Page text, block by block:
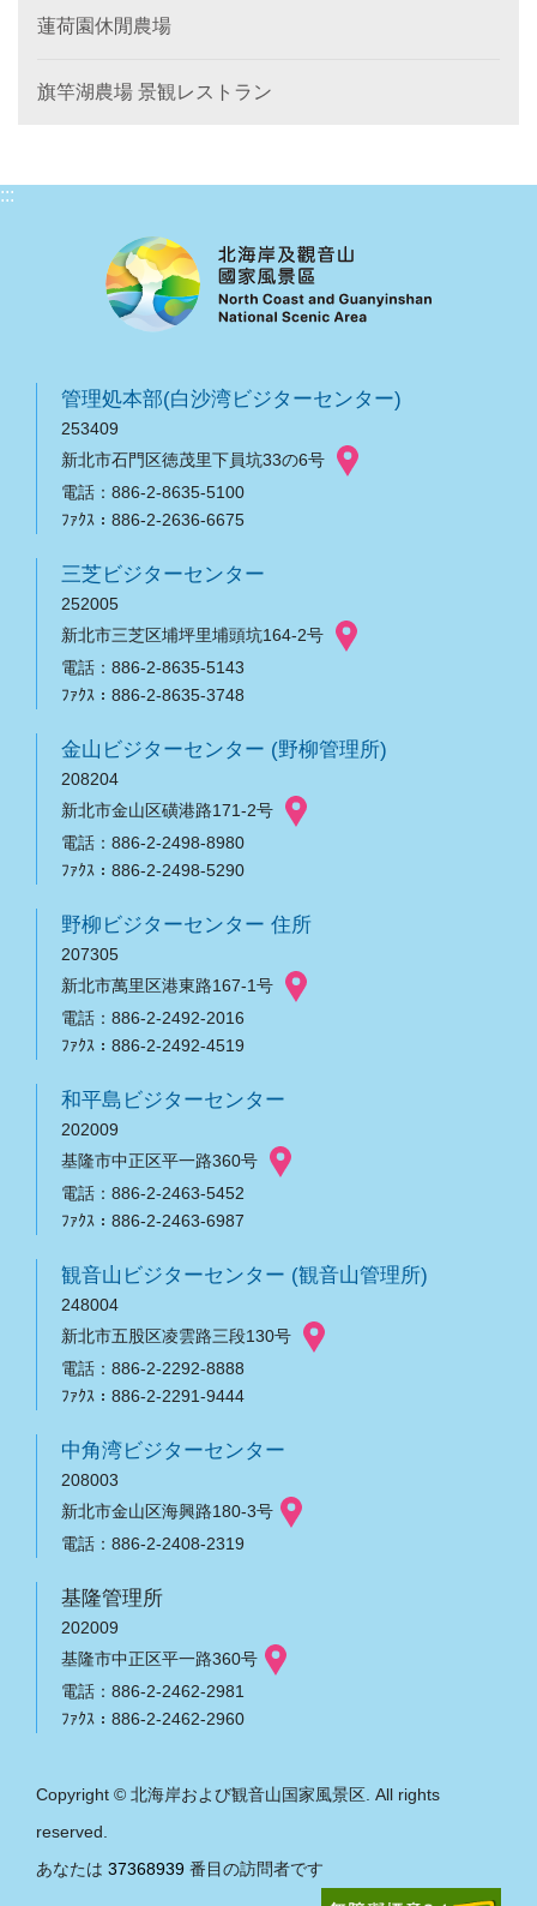
蓮荷園休閒農場
旗竿湖農場 景観レストラン
:::
管理処本部(白沙湾ビジターセンター)
253409
新北市石門区徳茂里下員坑33の6号
電話：886-2-8635-5100
ﾌｧｸｽ：886-2-2636-6675
三芝ビジターセンター
252005
新北市三芝区埔坪里埔頭坑164-2号
電話：886-2-8635-5143
ﾌｧｸｽ：886-2-8635-3748
金山ビジターセンター (野柳管理所)
208204
新北市金山区磺港路171-2号
電話：886-2-2498-8980
ﾌｧｸｽ：886-2-2498-5290
野柳ビジターセンター 住所
207305
新北市萬里区港東路167-1号
電話：886-2-2492-2016
ﾌｧｸｽ：886-2-2492-4519
和平島ビジターセンター
202009
基隆市中正区平一路360号
電話：886-2-2463-5452
ﾌｧｸｽ：886-2-2463-6987
観音山ビジターセンター (観音山管理所)
248004
新北市五股区凌雲路三段130号
電話：886-2-2292-8888
ﾌｧｸｽ：886-2-2291-9444
中角湾ビジターセンター
208003
新北市金山区海興路180-3号
電話：886-2-2408-2319
基隆管理所
202009
基隆市中正区平一路360号
電話：886-2-2462-2981
ﾌｧｸｽ：886-2-2462-2960
Copyright © 北海岸および観音山国家風景区. All rights
reserved.
あなたは 37368939 番目の訪問者です